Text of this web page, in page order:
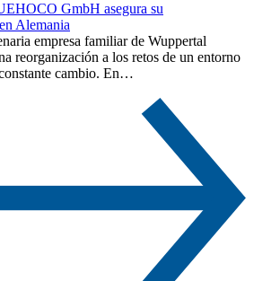
GmbH asegura su
Alemania
empresa familiar de Wuppertal
reorganización a los retos de un entorno
cambio. En…